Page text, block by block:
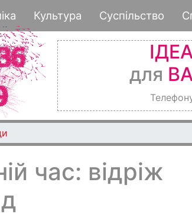
до
основного
Культура Суспільство
для
час: відріж